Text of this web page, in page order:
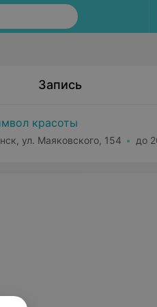
Запись
красоты
ул. Маяковского, 154 до